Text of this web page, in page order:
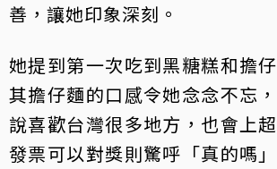
善，讓她印象深刻。
她提到第一次吃到黑糖糕和擔
其擔仔麵的口感令她念念不忘
說喜歡台灣很多地方，也會上
發票可以對獎則驚呼「真的嗎